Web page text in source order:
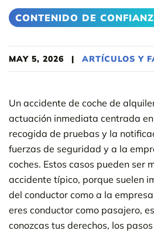
CONTENIDO DE
MAY 5, 2026 | ARTÍCULOS Y
Un accidente de coche de
actuación inmediata centrada
recogida de pruebas y la
fuerzas de seguridad y a la
coches. Estos casos pueden ser
accidente típico, porque suelen
del conductor como a la
eres conductor como pasajero,
conozcas tus derechos, los